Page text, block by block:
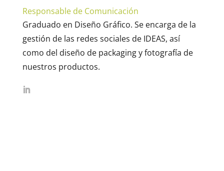
Responsable de Comunicación
Graduado en Diseño Gráfico. Se encarga de la
gestión de las redes sociales de IDEAS, así
como del diseño de packaging y fotografía de
nuestros productos.